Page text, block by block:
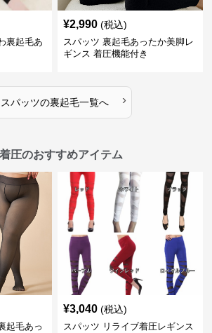
裏起毛あ
¥2,990 (税込)
スパッツ 裏起毛あったか美脚レ
ギンス 着圧機能付き
スパッツの裏起毛一覧へ ›
圧のおすすめアイテム
起毛あっ
¥3,040 (税込)
スパッツ リライブ着圧レギンス